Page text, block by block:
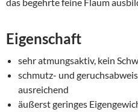
Eigenschaft
sehr atmungsaktiv, kein
schmutz- und
ausreichend
äußerst geringes